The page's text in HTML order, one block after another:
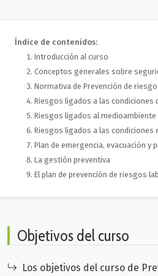
Índice de contenidos:
Introducción al curso
Conceptos generales sobre
Normativa de Prevención de
Riesgos ligados a las condiciones
Riesgos ligados al medioambiente
Riesgos ligados a las condiciones
Plan de emergencia, evacuación y
La gestión preventiva
El plan de prevención de riesgos
Objetivos del curso
Los objetivos del curso de